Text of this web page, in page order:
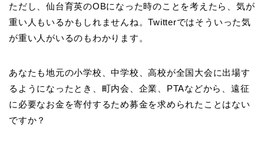
ただし、仙台育英のOBになった時のことを考えたら、気が
重い人もいるかもしれませんね。Twitterではそういった気
が重い人がいるのもわかります。
あなたも地元の小学校、中学校、高校が全国大会に出場す
るようになったとき、町内会、企業、PTAなどから、遠征
に必要なお金を寄付するため募金を求められたことはない
ですか？